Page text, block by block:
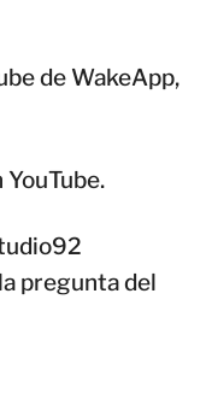
de WakeApp,
pregunta del